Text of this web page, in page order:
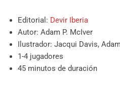
Editorial: Devir Iberia
Autor: Adam P. McIver
Ilustrador: Jacqui Davis,
1-4 jugadores
45 minutos de duración